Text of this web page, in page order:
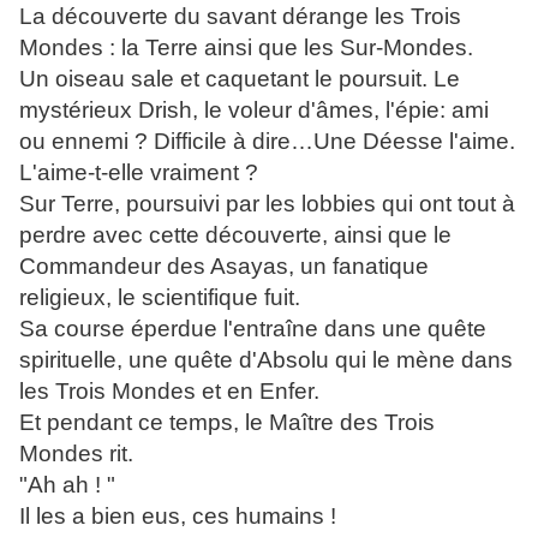
La découverte du savant dérange les Trois
Mondes : la Terre ainsi que les Sur-Mondes.
Un oiseau sale et caquetant le poursuit. Le
mystérieux Drish, le voleur d'âmes, l'épie: ami
ou ennemi ? Difficile à dire…Une Déesse l'aime.
L'aime-t-elle vraiment ?
Sur Terre, poursuivi par les lobbies qui ont tout à
perdre avec cette découverte, ainsi que le
Commandeur des Asayas, un fanatique
religieux, le scientifique fuit.
Sa course éperdue l'entraîne dans une quête
spirituelle, une quête d'Absolu qui le mène dans
les Trois Mondes et en Enfer.
Et pendant ce temps, le Maître des Trois
Mondes rit.
"Ah ah ! "
Il les a bien eus, ces humains !